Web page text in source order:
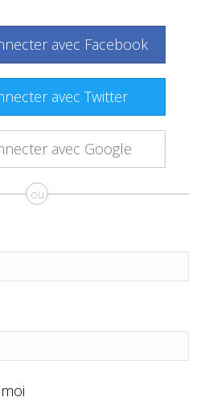
avec Facebook
avec Twitter
avec Google
ou